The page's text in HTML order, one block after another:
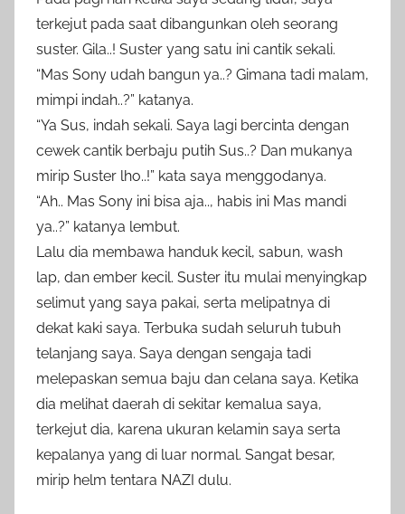
terkejut pada saat dibangunkan oleh seorang
suster. Gila..! Suster yang satu ini cantik sekali.
“Mas Sony udah bangun ya..? Gimana tadi malam,
mimpi indah..?” katanya.
“Ya Sus, indah sekali. Saya lagi bercinta dengan
cewek cantik berbaju putih Sus..? Dan mukanya
mirip Suster lho..!” kata saya menggodanya.
“Ah.. Mas Sony ini bisa aja.., habis ini Mas mandi
ya..?” katanya lembut.
Lalu dia membawa handuk kecil, sabun, wash
lap, dan ember kecil. Suster itu mulai menyingkap
selimut yang saya pakai, serta melipatnya di
dekat kaki saya. Terbuka sudah seluruh tubuh
telanjang saya. Saya dengan sengaja tadi
melepaskan semua baju dan celana saya. Ketika
dia melihat daerah di sekitar kemalua saya,
terkejut dia, karena ukuran kelamin saya serta
kepalanya yang di luar normal. Sangat besar,
mirip helm tentara NAZI dulu.